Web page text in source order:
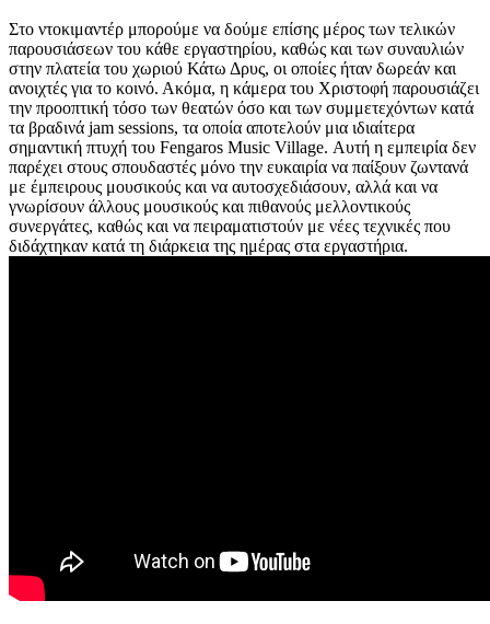
Στο ντοκιμαντέρ μπορούμε να δούμε επίσης μέρος των τελικών
παρουσιάσεων του κάθε εργαστηρίου, καθώς και των συναυλιών
στην πλατεία του χωριού Κάτω Δρυς, οι οποίες ήταν δωρεάν και
ανοιχτές για το κοινό. Ακόμα, η κάμερα του Χριστοφή παρουσιάζει
την προοπτική τόσο των θεατών όσο και των συμμετεχόντων κατά
τα βραδινά jam sessions, τα οποία αποτελούν μια ιδιαίτερα
σημαντική πτυχή του Fengaros Music Village. Αυτή η εμπειρία δεν
παρέχει στους σπουδαστές μόνο την ευκαιρία να παίξουν ζωντανά
με έμπειρους μουσικούς και να αυτοσχεδιάσουν, αλλά και να
γνωρίσουν άλλους μουσικούς και πιθανούς μελλοντικούς
συνεργάτες, καθώς και να πειραματιστούν με νέες τεχνικές που
διδάχτηκαν κατά τη διάρκεια της ημέρας στα εργαστήρια.